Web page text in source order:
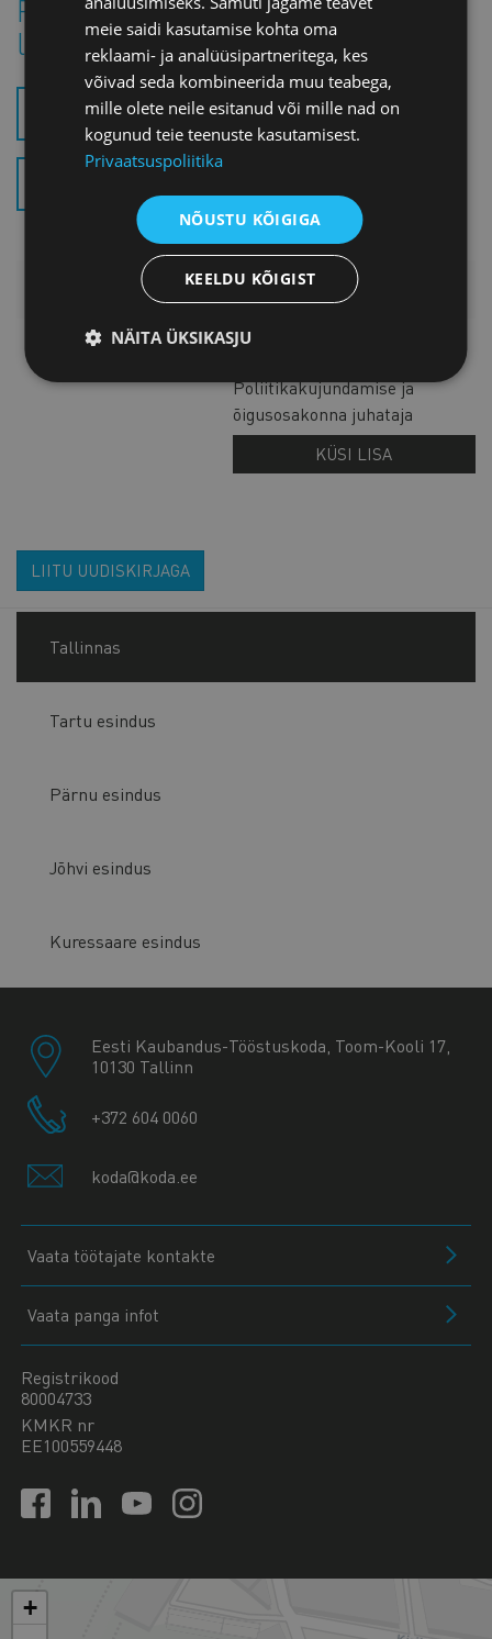
Plaanitavate muudatustega saab
lähemalt tutvuda siin:
EELNÕU (.PDF)
LISAINFO
Marko Udras
Poliitikakujundamise ja
õigusosakonna juhataja
KÜSI LISA
LIITU UUDISKIRJAGA
Tallinnas
Tartu esindus
Pärnu esindus
Jõhvi esindus
Kuressaare esindus
Eesti Kaubandus-Tööstuskoda, Toom-Kooli 17,
10130 Tallinn
+372 604 0060
koda@koda.ee
Vaata töötajate kontakte
Vaata panga infot
Registrikood
80004733
KMKR nr
EE100559448
+
meie saidi kasutamise kohta oma
reklaami- ja analüüsipartneritega, kes
võivad seda kombineerida muu teabega,
mille olete neile esitanud või mille nad on
kogunud teie teenuste kasutamisest.
Privaatsuspoliitika
NÕUSTU KÕIGIGA
KEELDU KÕIGIST
NÄITA ÜKSIKASJU